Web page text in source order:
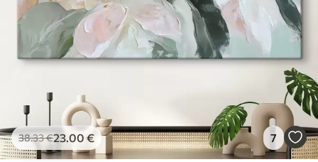
38.33€23.00 € 7